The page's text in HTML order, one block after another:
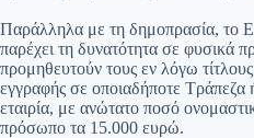
Παράλληλα με τη δημοπρασία, το
παρέχει τη δυνατότητα σε φυσικά
προμηθευτούν τους εν λόγω
εγγραφής σε οποιαδήποτε Τράπεζα
εταιρία, με ανώτατο ποσό
πρόσωπο τα 15.000 ευρώ.